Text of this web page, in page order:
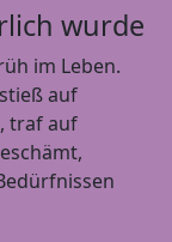
wurde
im Leben.
auf
traf auf